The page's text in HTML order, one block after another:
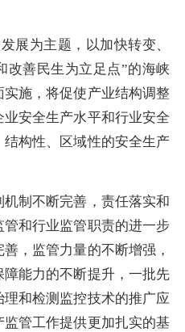
为主题，以加快转变、
改善民生为立足点”的海峡
施，将促使产业结构调整
安全生产水平和行业安全
构性、区域性的安全生产
制不断完善，责任落实和
和行业监管职责的进一步
，监管力量的不断增强，
能力的不断提升，一批先
和检测监控技术的推广应
管工作提供更加扎实的基